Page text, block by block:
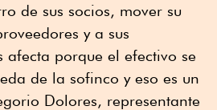
de sus socios, mover su
y a sus
afecta porque el efectivo se
de la sofinco y eso es un
Dolores, representante